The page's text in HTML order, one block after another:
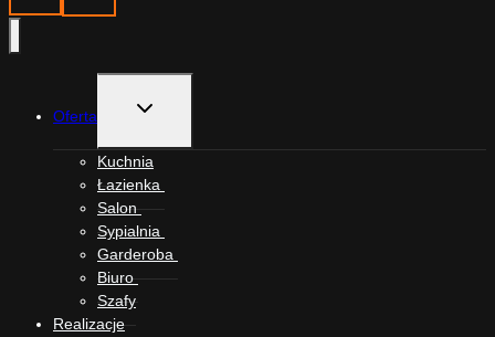
Oferta
Przełącz
podrzędne
Kuchnia
Łazienka
Salon
Sypialnia
Garderoba
Biuro
Szafy
Realizacje